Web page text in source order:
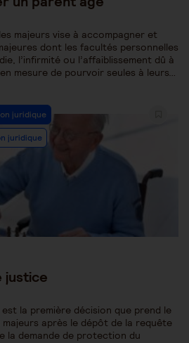
majeurs vise à accompagner et
dont les facultés personnelles
l’infirmité ou l’affaiblissement dû à
mesure de pourvoir seules à leurs…
juridique
juridique
justice
la première décision que prend le
après le dépôt de la requête
la demande de protection du